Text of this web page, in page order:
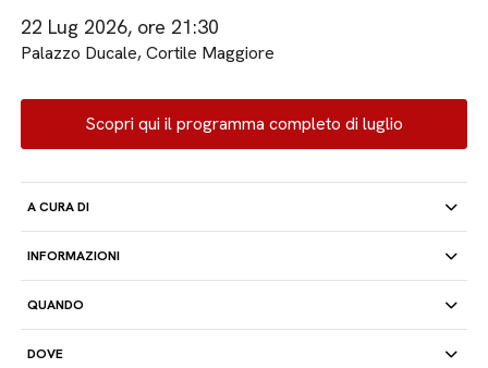
22 Lug 2026, ore 21:30
Palazzo Ducale, Cortile Maggiore
Scopri qui il programma completo di luglio
A CURA DI
INFORMAZIONI
QUANDO
DOVE